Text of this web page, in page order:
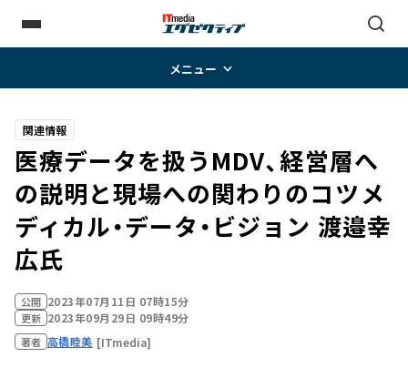
メニュー
関連情報
医療データを扱うMDV、経営層へ
の説明と現場への関わりのコツ――メ
ディカル・データ・ビジョン 渡邉幸
広氏
公開 2023年07月11日 07時15分
更新 2023年09月29日 09時49分
著者 高橋睦美 [ITmedia]